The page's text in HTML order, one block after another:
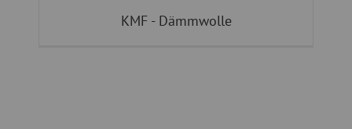
KMF - Dämmwolle